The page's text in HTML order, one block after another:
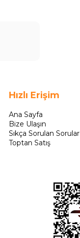
Hızlı Erişim
Ana Sayfa
Bize Ulaşın
Sıkça Sorulan Sorular
Toptan Satış